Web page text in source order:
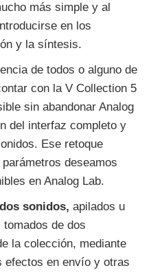
más simple y al
en los
y la síntesis.
de todos o alguno de
con la V Collection 5
sin abandonar Analog
del interfaz completo y
Ese retoque
deseamos
en Analog Lab.
sonidos, apilados u
de dos
la colección, mediante
efectos en envío y otras